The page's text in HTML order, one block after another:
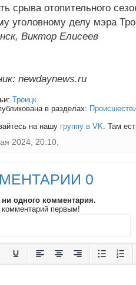
срыва отопительного
уголовному делу мэра
Виктор Елисеев
newdaynews.ru
Троицк
в разделах:
на нашу группу в VK. Там
2024, 20:10,
0
ни одного комментария.
комментарий первым!